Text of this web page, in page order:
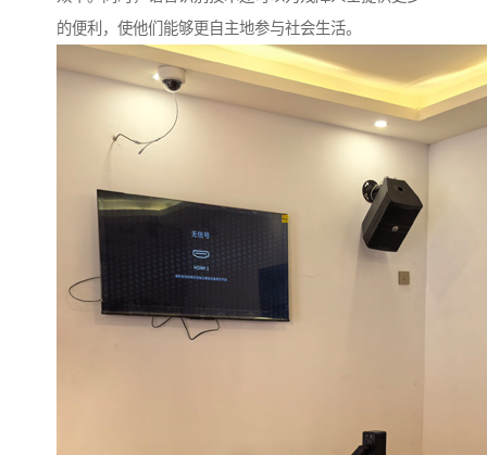
的便利，使他们能够更自主地参与社会生活。